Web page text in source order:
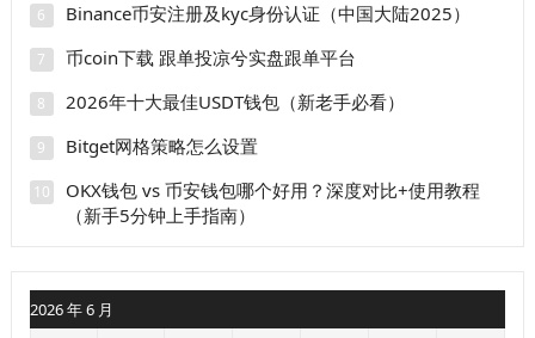
6 Binance币安注册及kyc身份认证（中国大陆2025）
7 币coin下载 跟单投凉兮实盘跟单平台
8 2026年十大最佳USDT钱包（新老手必看）
9 Bitget网格策略怎么设置
10
OKX钱包 vs 币安钱包哪个好用？深度对比+使用教程
（新手5分钟上手指南）
2026 年 6 月